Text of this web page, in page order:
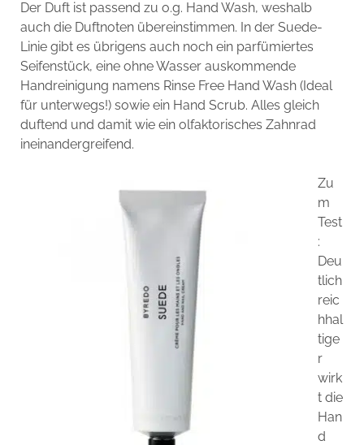
Der Duft ist passend zu o.g. Hand Wash, weshalb
auch die Duftnoten übereinstimmen. In der Suede-
Linie gibt es übrigens auch noch ein parfümiertes
Seifenstück, eine ohne Wasser auskommende
Handreinigung namens Rinse Free Hand Wash (Ideal
für unterwegs!) sowie ein Hand Scrub. Alles gleich
duftend und damit wie ein olfaktorisches Zahnrad
ineinandergreifend.
Zu
m
Test
:
Deu
tlich
reic
hhal
tige
r
wirk
t die
Han
d